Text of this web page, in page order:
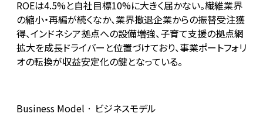
ROEは4.5%と自社目標10%に大きく届かない。繊維業界
の縮小・再編が続くなか、業界撤退企業からの振替受注獲
得、インドネシア拠点への設備増強、子育て支援の拠点網
拡大を成長ドライバーと位置づけており、事業ポートフォリ
オの転換が収益安定化の鍵となっている。
Business Model · ビジネスモデル